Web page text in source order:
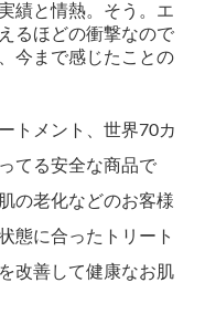
績と情熱。そう。エ
るほどの衝撃なので
今まで感じたことの
トメント、世界70カ
てる安全な商品で
の老化などのお客様
態に合ったトリート
改善して健康なお肌